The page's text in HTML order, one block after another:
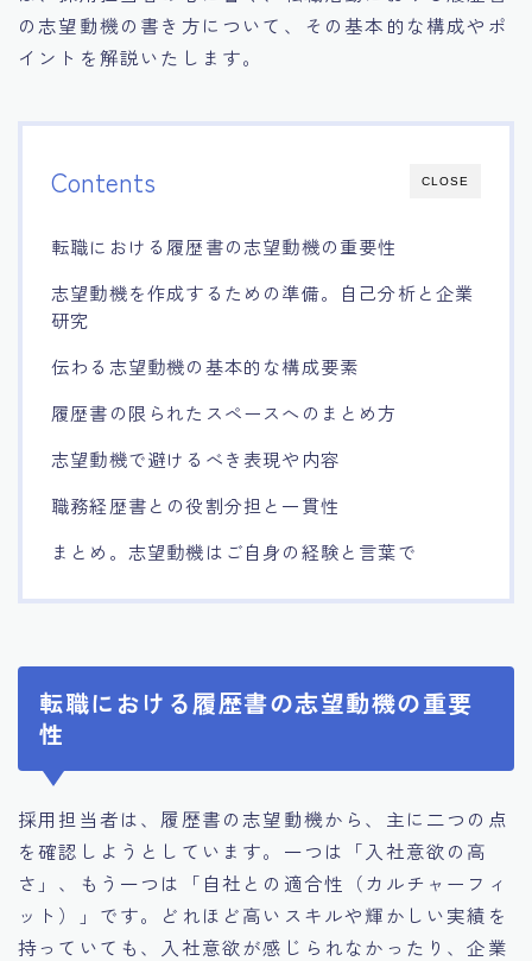
の志望動機の書き方について、その基本的な構成やポ
イントを解説いたします。
CLOSE
Contents
転職における履歴書の志望動機の重要性
志望動機を作成するための準備。自己分析と企業
研究
伝わる志望動機の基本的な構成要素
履歴書の限られたスペースへのまとめ方
志望動機で避けるべき表現や内容
職務経歴書との役割分担と一貫性
まとめ。志望動機はご自身の経験と言葉で
転職における履歴書の志望動機の重要
性
採用担当者は、履歴書の志望動機から、主に二つの点
を確認しようとしています。一つは「入社意欲の高
さ」、もう一つは「自社との適合性（カルチャーフィ
ット）」です。どれほど高いスキルや輝かしい実績を
持っていても、入社意欲が感じられなかったり、企業